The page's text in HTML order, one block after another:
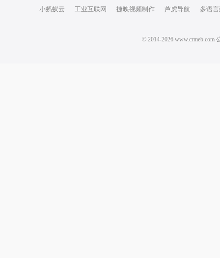
小蚂蚁云
工业互联网 捷映视频制作 芦虎导航 多语
© 2014-2026